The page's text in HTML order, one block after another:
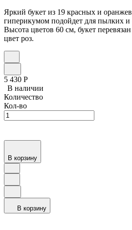
Яркий букет из 19 красных и
гиперикумом подойдет для пылких и
Высота цветов 60 см, букет
цвет роз.
5 430 Р
В наличии
Количество
Кол-во
В корзину
В корзину